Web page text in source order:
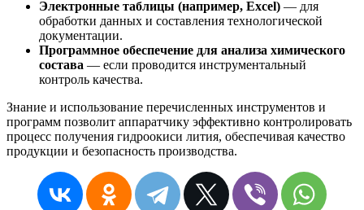
Электронные таблицы (например, Excel) — для
обработки данных и составления технологической
документации.
Программное обеспечение для анализа химического
состава — если проводится инструментальный
контроль качества.
Знание и использование перечисленных инструментов и
программ позволит аппаратчику эффективно контролировать
процесс получения гидроокиси лития, обеспечивая качество
продукции и безопасность производства.